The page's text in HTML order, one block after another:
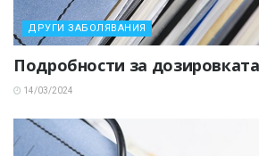
ДРУГИ ЗАБОЛЯВАНИЯ
Подробности за
14/03/2024